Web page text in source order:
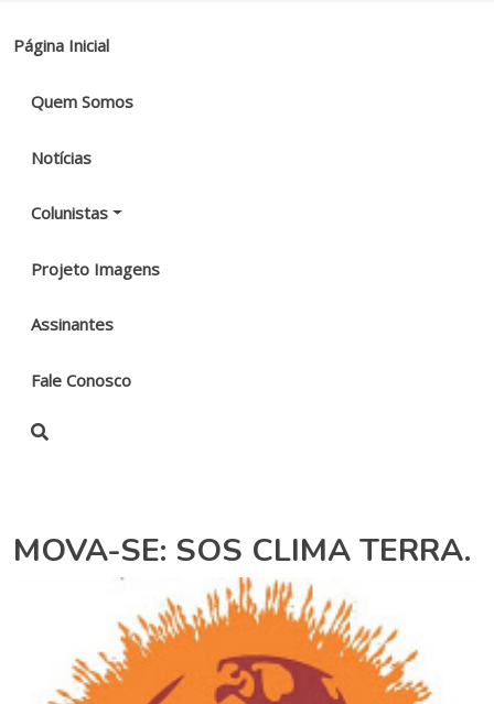
Página Inicial
Quem Somos
Notícias
Colunistas
Projeto Imagens
Assinantes
Fale Conosco
MOVA-SE: SOS CLIMA TERRA.